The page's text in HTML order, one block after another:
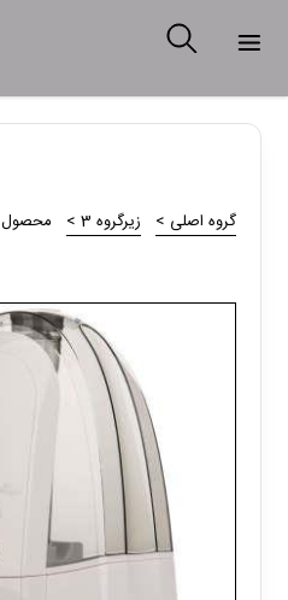
گروه اصلی زیرگروه 3 محصول 4